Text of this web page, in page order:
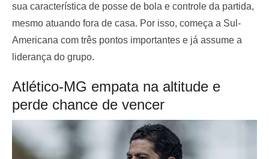
sua característica de posse de bola e controle da partida,
mesmo atuando fora de casa. Por isso, começa a Sul-
Americana com três pontos importantes e já assume a
liderança do grupo.
Atlético-MG empata na altitude e
perde chance de vencer